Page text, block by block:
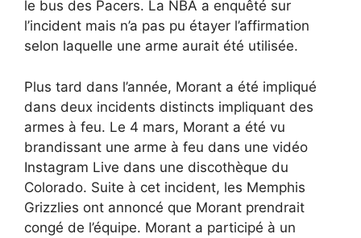
le bus des Pacers. La NBA a enquêté sur
l’incident mais n’a pas pu étayer l’affirmation
selon laquelle une arme aurait été utilisée.
Plus tard dans l’année, Morant a été impliqué
dans deux incidents distincts impliquant des
armes à feu. Le 4 mars, Morant a été vu
brandissant une arme à feu dans une vidéo
Instagram Live dans une discothèque du
Colorado. Suite à cet incident, les Memphis
Grizzlies ont annoncé que Morant prendrait
congé de l’équipe. Morant a participé à un